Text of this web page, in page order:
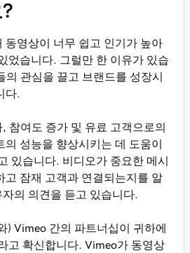
동영상이 너무 쉽고 인기가 높아
었습니다. 그럴만 한 이유가 있습
의 관심을 끌고 브랜드를 성장시
다.
참여도 증가 및 유료 고객으로의
성능을 향상시키는 데 도움이
있습니다. 비디오가 중요한 메시
고 잠재 고객과 연결되는지를 알
의 의견을 듣고 있습니다.
) Vimeo 간의 파트너십이 귀하에
고 확신합니다. Vimeo가 동영상